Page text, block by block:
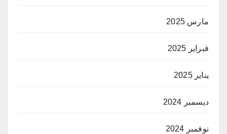
مارس 2025
فبراير 2025
يناير 2025
ديسمبر 2024
نوفمبر 2024